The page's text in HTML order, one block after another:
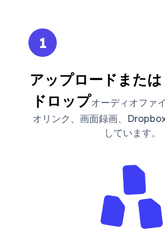
1
アップロードまた
ドロップオーディオファ
オリンク、画面録画、
しています。